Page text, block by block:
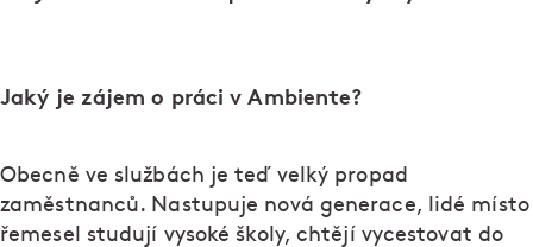
Jaký je zájem o práci v Ambiente?
Obecně ve službách je teď velký propad
zaměstnanců. Nastupuje nová generace, lidé místo
řemesel studují vysoké školy, chtějí vycestovat do